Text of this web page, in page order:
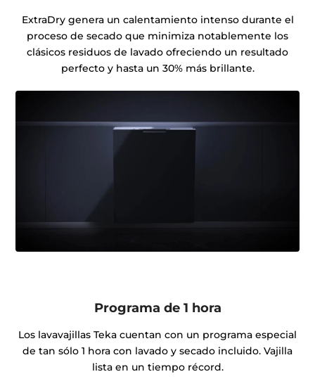
ExtraDry genera un calentamiento intenso durante el
proceso de secado que minimiza notablemente los
clásicos residuos de lavado ofreciendo un resultado
perfecto y hasta un 30% más brillante.
Programa de 1 hora
Los lavavajillas Teka cuentan con un programa especial
de tan sólo 1 hora con lavado y secado incluido. Vajilla
lista en un tiempo récord.